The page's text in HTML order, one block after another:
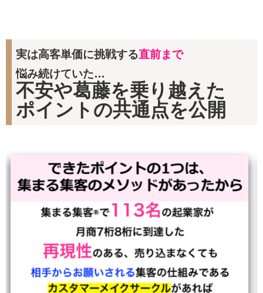
実は高客単価に挑戦する直前まで
悩み続けていた…
不安や葛藤を乗り越えた
ポイントの共通点を公開